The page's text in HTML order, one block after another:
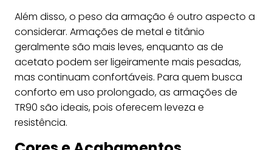
Além disso, o peso da armação é outro aspecto a
considerar. Armações de metal e titânio
geralmente são mais leves, enquanto as de
acetato podem ser ligeiramente mais pesadas,
mas continuam confortáveis. Para quem busca
conforto em uso prolongado, as armações de
TR90 são ideais, pois oferecem leveza e
resistência.